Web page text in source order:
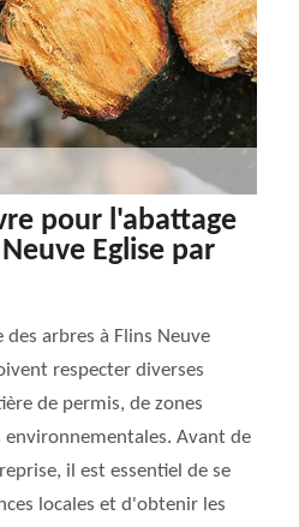
pour l'abattage
Eglise par
arbres à Flins Neuve
respecter diverses
de permis, de zones
Avant de
il est essentiel de se
locales et d'obtenir les